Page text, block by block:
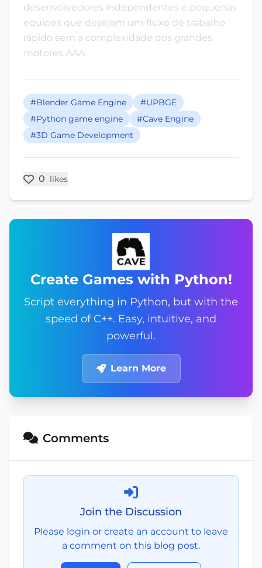
desenvolvedores independentes e pequenas
equipes que desejam um fluxo de trabalho
rápido sem a complexidade dos grandes
motores AAA.
#Blender Game Engine
#UPBGE
#Python game engine
#Cave Engine
#3D Game Development
0 likes
Create Games with Python!
Script everything in Python, but with the
speed of C++. Easy, intuitive, and
powerful.
Learn More
Comments
Join the Discussion
Please login or create an account to leave
a comment on this blog post.